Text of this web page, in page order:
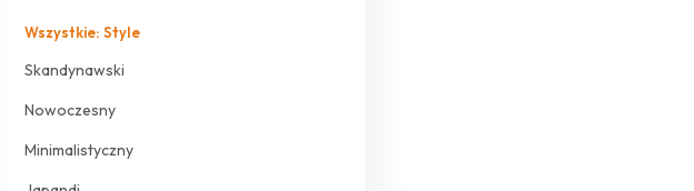
Wszystkie: Style
Skandynawski
Nowoczesny
Minimalistyczny